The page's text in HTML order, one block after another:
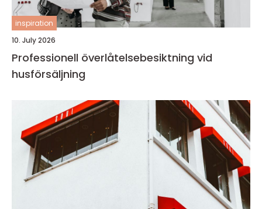
inspiration
10. July 2026
Professionell överlåtelsebesiktning vid
husförsäljning